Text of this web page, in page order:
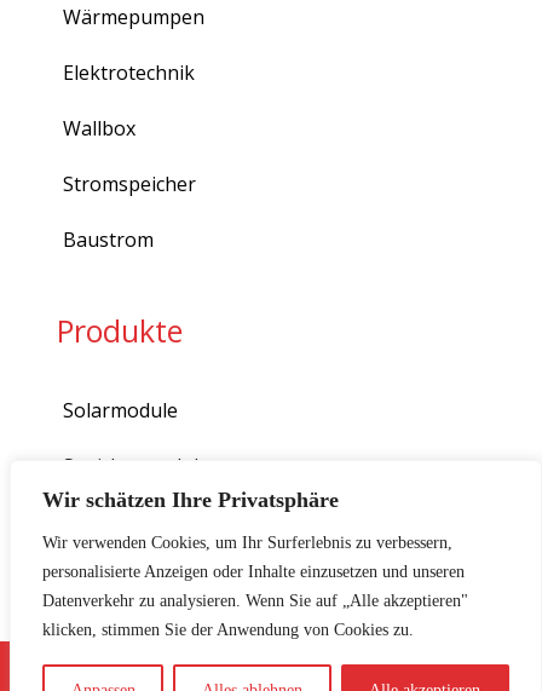
Wir schätzen Ihre Privatsphäre
Wir verwenden Cookies, um Ihr Surferlebnis zu verbessern,
personalisierte Anzeigen oder Inhalte einzusetzen und unseren
Datenverkehr zu analysieren. Wenn Sie auf „Alle akzeptieren"
klicken, stimmen Sie der Anwendung von Cookies zu.
Wärmepumpen
Elektrotechnik
Wallbox
Stromspeicher
Baustrom
Produkte
Solarmodule
Speichermodule
Wärmepumpen
Copyright 2024 © BARAN Elektro- und Solartechnik